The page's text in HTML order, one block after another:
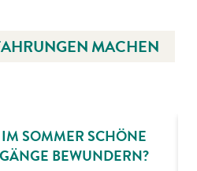
MACHEN
SOMMER SCHÖNE
BEWUNDERN?